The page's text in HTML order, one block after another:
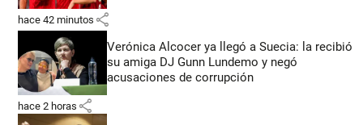
hace 42 minutos share
Verónica Alcocer ya llegó a Suecia: la recibió
su amiga DJ Gunn Lundemo y negó
acusaciones de corrupción
hace 2 horas share